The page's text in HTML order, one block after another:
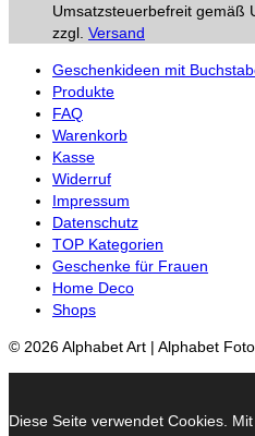
Umsatzsteuerbefreit gemäß
zzgl. Versand
Geschenkideen mit
Produkte
FAQ
Warenkorb
Kasse
Widerruf
Impressum
Datenschutz
TOP Kategorien
Geschenke für Frauen
Home Deco
Shops
© 2026 Alphabet Art | Alphabet
Diese Seite verwendet Cookies.